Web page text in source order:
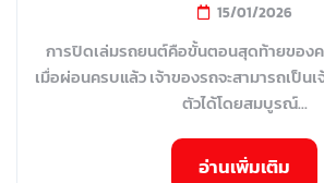
15/01/2026
การปิดเล่มรถยนต์คือขั้นตอนสุดท้ายขอ
เมื่อผ่อนครบแล้ว เจ้าของรถจะสามารถเป็น
ตัวได้โดยสมบูรณ์...
อ่านเพิ่มเติม